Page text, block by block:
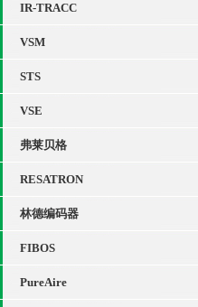
IR-TRACC
VSM
STS
VSE
弗莱贝格
RESATRON
林德编码器
FIBOS
PureAire